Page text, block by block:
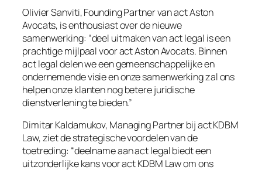
Olivier Sanviti, Founding Partner van act Aston
Avocats, is enthousiast over de nieuwe
samenwerking: “deel uitmaken van act legal is een
prachtige mijlpaal voor act Aston Avocats. Binnen
act legal delen we een gemeenschappelijke en
ondernemende visie en onze samenwerking zal ons
helpen onze klanten nog betere juridische
dienstverlening te bieden.”
Dimitar Kaldamukov, Managing Partner bij act KDBM
Law, ziet de strategische voordelen van de
toetreding: “deelname aan act legal biedt een
uitzonderlijke kans voor act KDBM Law om ons